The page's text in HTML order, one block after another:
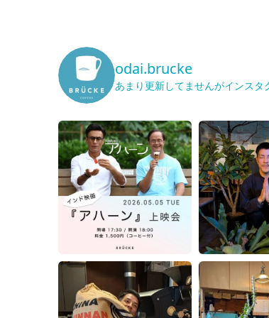
odai.brucke
あまり更新してませんがインスタ